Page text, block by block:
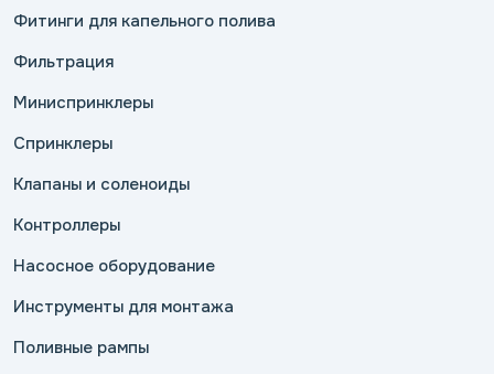
Фитинги для капельного полива
Фильтрация
Миниспринклеры
Спринклеры
Клапаны и соленоиды
Контроллеры
Насосное оборудование
Инструменты для монтажа
Поливные рампы